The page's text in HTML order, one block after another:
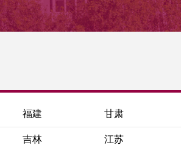
福建 甘肃
吉林 江苏